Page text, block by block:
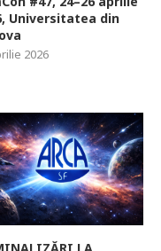
Universitatea din
2026